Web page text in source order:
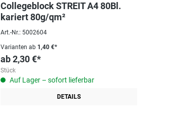
Collegeblock STREIT A4 80Bl.
kariert 80g/qm²
Art.-Nr.: 5002604
Varianten ab1,40 €*
ab 2,30 €*
Stück
Auf Lager – sofort lieferbar
DETAILS